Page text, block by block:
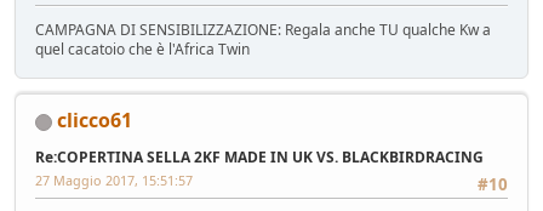
CAMPAGNA DI SENSIBILIZZAZIONE: Regala anche TU qualche Kw a
quel cacatoio che è l'Africa Twin
clicco61
Re:COPERTINA SELLA 2KF MADE IN UK VS. BLACKBIRDRACING
#10
27 Maggio 2017, 15:51:57